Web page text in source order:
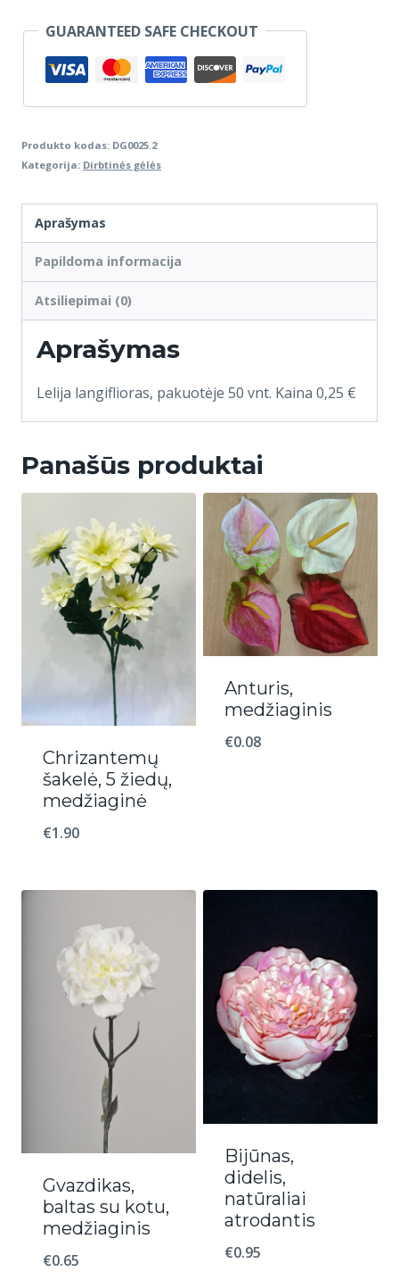
GUARANTEED SAFE CHECKOUT
Produkto kodas: DG0025.2
Kategorija: Dirbtinės gėlės
Aprašymas
Papildoma informacija
Atsiliepimai (0)
Aprašymas
Lelija langiflioras, pakuotėje 50 vnt. Kaina 0,25 €
Panašūs produktai
Chrizantemų
šakelė, 5 žiedų,
medžiaginė
€1.90
Anturis,
medžiaginis
€0.08
Gvazdikas,
baltas su kotu,
medžiaginis
€0.65
Bijūnas,
didelis,
natūraliai
atrodantis
€0.95